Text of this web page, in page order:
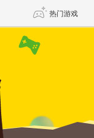
热门游戏
剑网3旗舰版